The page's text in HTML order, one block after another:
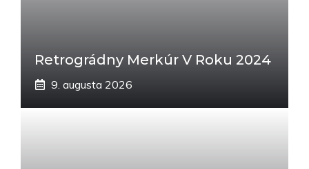
Retrográdny Merkúr V Roku 2024
9. augusta 2026